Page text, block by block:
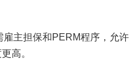
主担保和PERM程序，允许
高。